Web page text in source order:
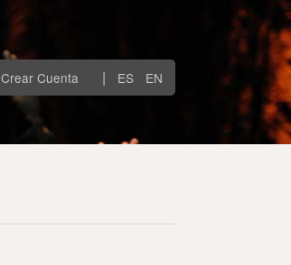
Crear Cuenta | ES EN